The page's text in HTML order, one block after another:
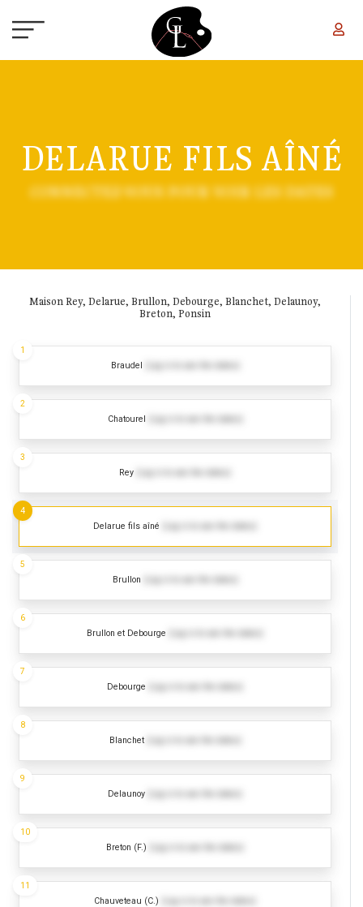
DELARUE FILS AÎNÉ
CONNECTEZ-VOUS POUR VOIR LES DATES
Maison Rey, Delarue, Brullon, Debourge, Blanchet, Delaunoy,
Breton, Ponsin
Braudel
1
Chatourel
2
Rey
3
Delarue fils aîné
4
Brullon
5
Brullon et Debourge
6
Debourge
7
Blanchet
8
Delaunoy
9
Breton (F.)
10
Chauveteau (C.)
11